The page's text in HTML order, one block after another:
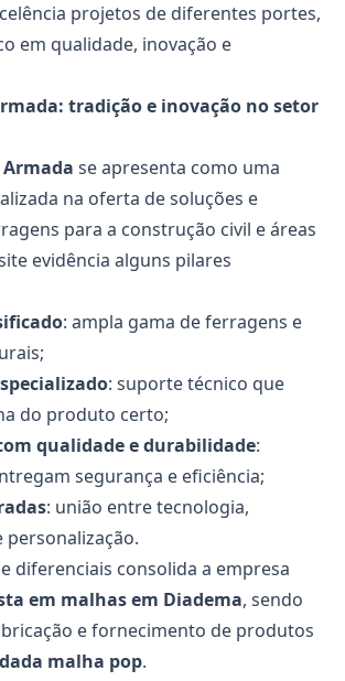
projetos de diferentes portes,
em qualidade, inovação e
tradição e inovação no setor
Armada se apresenta como uma
na oferta de soluções e
para a construção civil e áreas
evidência alguns pilares
: ampla gama de ferragens e
: suporte técnico que
do produto certo;
qualidade e durabilidade:
segurança e eficiência;
: união entre tecnologia,
diferenciais consolida a empresa
em malhasem Diadema, sendo
e fornecimento de produtos
malha pop.